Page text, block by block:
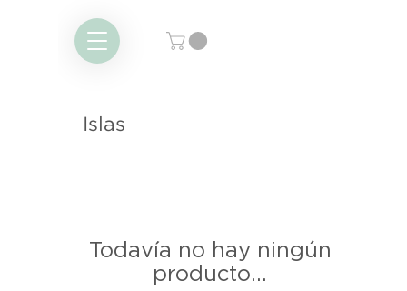
Islas
Todavía no hay ningún
producto...